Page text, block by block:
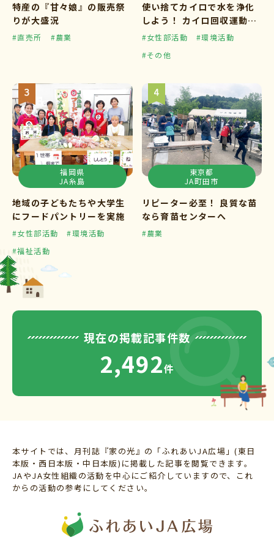
特産の『甘々娘』の販売祭
りが大盛況
#直売所 #農業
使い捨てカイロで水を浄化
しよう！ カイロ回収運動ス
タート
#女性部活動
#環境活動
#その他
福岡県
JA糸島
地域の子どもたちや大学生
にフードパントリーを実施
#女性部活動
#環境活動
#福祉活動
東京都
JA町田市
リピーター必至！ 良質な苗
なら育苗センターへ
#農業
現在の掲載記事件数
2,492件
本サイトでは、月刊誌『家の光』の「ふれあいJA広場」(東日
本版・西日本版・中日本版)に掲載した記事を閲覧できます。
JAやJA女性組織の活動を中心にご紹介していますので、これ
からの活動の参考にしてください。